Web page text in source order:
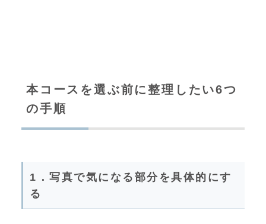
本コースを選ぶ前に整理したい6つ
の手順
1．写真で気になる部分を具体的にす
る